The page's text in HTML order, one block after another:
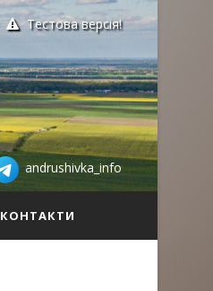
Тестова версія!
andrushivka_info
КОНТАКТИ